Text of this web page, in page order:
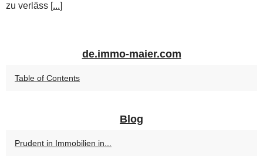
zu verläss [...]
de.immo-maier.com
Table of Contents
Blog
Prudent in Immobilien in...